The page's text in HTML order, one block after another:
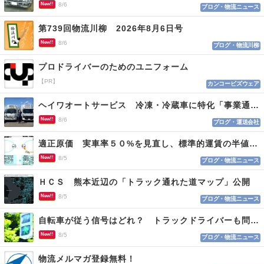
New!! 8/6 ブログ・物流ニュース
第739回物流川柳 2026年8月6日号
New!! 8/6 ブログ・物流川柳
プロドライバーのためのユニフォーム
【PR】 カンコービズウェア
ヘイワオートサービス 冷凍・冷蔵車に特化「事業通じ貢献目指す」
New!! 8/6 ブログ・運送会社
適正原価 実車率５０%を見直し、標準的運賃の半値の恐れも
New!! 8/5 ブログ・物流ニュース
ＨＣＳ 熊本近辺の「トラック通れた道マップ」公開
New!! 8/5 ブログ・物流ニュース
自転車が従う信号はどれ？ トラックドライバーも問われる認識
New!! 8/5 ブログ・物流ニュース
物流メルマガ登録無料！